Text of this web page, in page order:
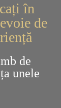
în
de
de
unele